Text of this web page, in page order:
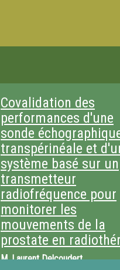
Covalidation des
performances d'une
sonde
transpérinéale et
système basé sur un
transmetteur
radiofréquence pour
monitorer les
mouvements de la
prostate en
M. Laurent Delcoudert